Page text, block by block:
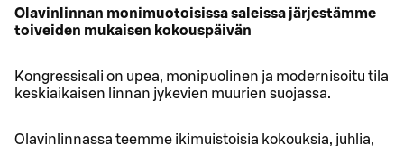
Olavinlinnan monimuotoisissa saleissa järjestämme
toiveiden mukaisen kokouspäivän
Kongressisali on upea, monipuolinen ja modernisoitu tila
keskiaikaisen linnan jykevien muurien suojassa.
Olavinlinnassa teemme ikimuistoisia kokouksia, juhlia,